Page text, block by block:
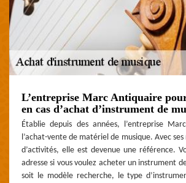
L’entreprise Marc Antiquaire
en cas d’achat d’instrument de
Établie depuis des années, l’entreprise
l’achat-vente de matériel de musique. Avec
d’activités, elle est devenue une référence.
adresse si vous voulez acheter un instrument
soit le modèle recherche, le type